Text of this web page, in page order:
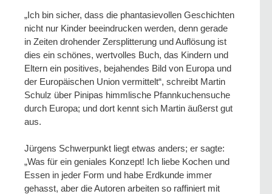
„Ich bin sicher, dass die phantasievollen Geschichten
nicht nur Kinder beeindrucken werden, denn gerade
in Zeiten drohender Zersplitterung und Auflösung ist
dies ein schönes, wertvolles Buch, das Kindern und
Eltern ein positives, bejahendes Bild von Europa und
der Europäischen Union vermittelt“, schreibt Martin
Schulz über Pinipas himmlische Pfannkuchensuche
durch Europa; und dort kennt sich Martin äußerst gut
aus.
Jürgens Schwerpunkt liegt etwas anders; er sagte:
„Was für ein geniales Konzept! Ich liebe Kochen und
Essen in jeder Form und habe Erdkunde immer
gehasst, aber die Autoren arbeiten so raffiniert mit